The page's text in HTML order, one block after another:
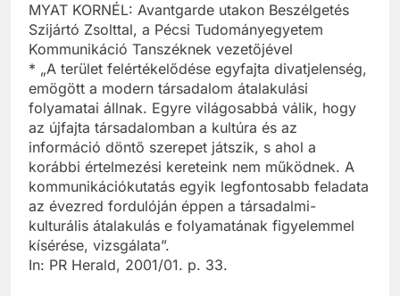
MYAT KORNÉL: Avantgarde utakon Beszélgetés
Szijártó Zsolttal, a Pécsi Tudományegyetem
Kommunikáció Tanszéknek vezetőjével
* „A terület felértékelődése egyfajta divatjelenség,
emögött a modern társadalom átalakulási
folyamatai állnak. Egyre világosabbá válik, hogy
az újfajta társadalomban a kultúra és az
információ döntő szerepet játszik, s ahol a
korábbi értelmezési kereteink nem működnek. A
kommunikációkutatás egyik legfontosabb feladata
az évezred fordulóján éppen a társadalmi-
kulturális átalakulás e folyamatának figyelemmel
kísérése, vizsgálata”.
In: PR Herald, 2001/01. p. 33.